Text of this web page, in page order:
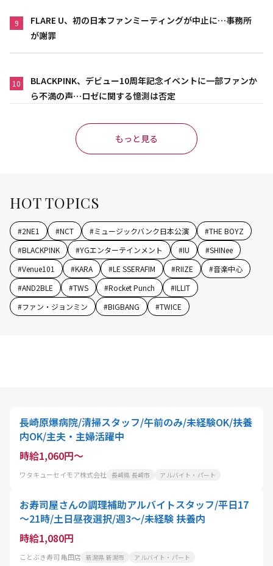
9
FLARE U、初の日本ファンミーティングが中止に…事務所
が謝罪
10
BLACKPINK、デビュー10周年記念イベントに一部ファンか
ら不満の声…ロゼに関する憶測は否定
もっと見る
HOT TOPICS
#2NE1 #NCT #ミュージックバンク日本公演 #THE BOYZ
#BLACKPINK #YGエンターテインメント #IU #SHINee
#Venue101 #KARA #LE SSERAFIM #RIIZE #音楽中心
#AND2BLE #TWS #Rocket Punch #ILLIT
#ファン・ジョンミン #BIGBANG #TWICE
長崎原爆病院/清掃スタッフ/午前のみ/未経験OK/扶養
内OK/主夫・主婦活躍中
時給1,060円～
ワタキューセイモア株式会社 長崎県 長崎市 アルバイト・パート
お寿司屋さんの調理補助アルバイトスタッフ/平日17
～21時/土日昼夜選択/週3～/未経験 扶養内
時給1,080円
ことぶき寿司 亀田店 新潟県 新潟市 アルバイト・パート